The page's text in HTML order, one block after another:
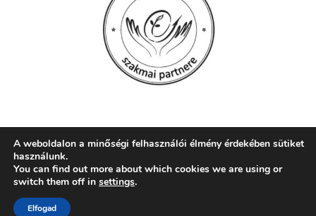
© 2026 Szent Mór Iskolaközpont, Pécs
web:
A weboldalon a minőségi felhasználói élmény érdekében sütiket
használunk.
You can find out more about which cookies we are using or
switch them off in settings.
Elfogad